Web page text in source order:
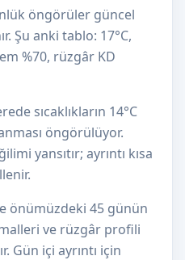
öngörüler güncel
Şu anki tablo: 17°C,
%70, rüzgâr KD
sıcaklıkların 14°C
öngörülüyor.
yansıtır; ayrıntı kısa
önümüzdeki 45 günün
ve rüzgâr profili
Gün içi ayrıntı için